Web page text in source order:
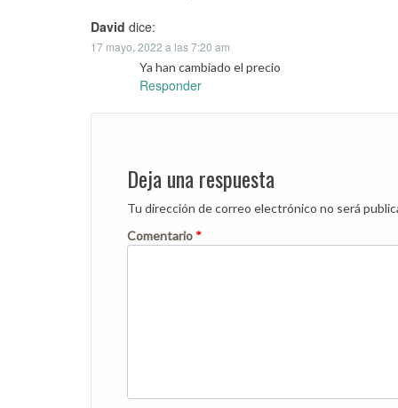
David dice:
17 mayo, 2022 a las 7:20 am
Ya han cambiado el precio
Responder
Deja una respuesta
Tu dirección de correo electrónico no será
Comentario *